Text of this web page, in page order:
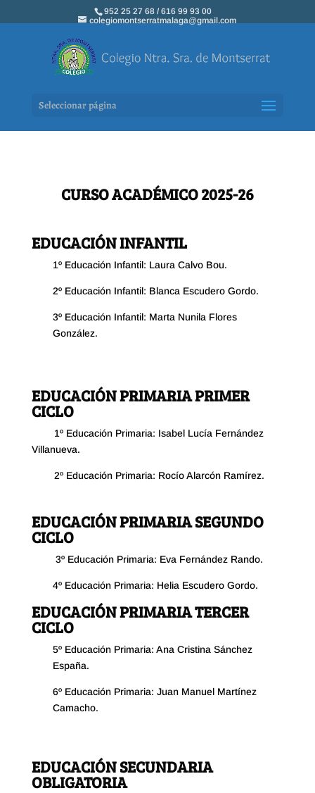
952 25 27 68 / 616 99 93 00
colegiomontserratmalaga@gmail.com
Seleccionar página
CURSO ACADÉMICO 2025-26
EDUCACIÓN INFANTIL
1º Educación Infantil: Laura Calvo Bou.
2º Educación Infantil: Blanca Escudero Gordo.
3º Educación Infantil: Marta Nunila Flores
González.
EDUCACIÓN PRIMARIA PRIMER
CICLO
1º Educación Primaria: Isabel Lucía Fernández
Villanueva.
2º Educación Primaria: Rocío Alarcón Ramírez.
EDUCACIÓN PRIMARIA SEGUNDO
CICLO
3º Educación Primaria: Eva Fernández Rando.
4º Educación Primaria: Helia Escudero Gordo.
EDUCACIÓN PRIMARIA TERCER
CICLO
5º Educación Primaria: Ana Cristina Sánchez
España.
6º Educación Primaria: Juan Manuel Martínez
Camacho.
EDUCACIÓN SECUNDARIA
OBLIGATORIA